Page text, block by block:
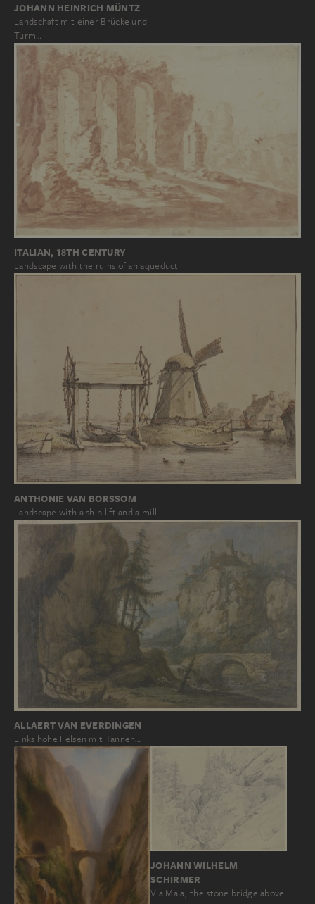
JOHANN HEINRICH MÜNTZ
Landschaft mit einer Brücke und
Turm…
ITALIAN, 18TH CENTURY
Landscape with the ruins of an aqueduct
ANTHONIE VAN BORSSOM
Landscape with a ship lift and a mill
ALLAERT VAN EVERDINGEN
Links hohe Felsen mit Tannen…
JOHANN WILHELM
SCHIRMER
Via Mala, the stone bridge above